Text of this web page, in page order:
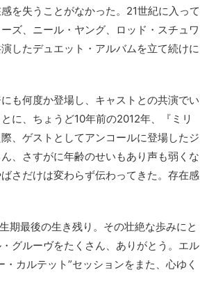
を失うことがなかった。21世紀に入って
ズ、ニール・ヤング、ロッド・スチュワ
したデュエット・アルバムを立て続けに
も何度か登場し、キャストとの共演でい
に、ちょうど10年前の2012年、『ミリ
、ゲストとしてアンコールに登場したジ
、さすがに年齢のせいもあり声も弱くな
さだけは変わらず伝わってきた。存在感
期最後の生き残り。その壮絶な歩みにと
グルーヴをたくさん、ありがとう。エル
カルテット”セッションをまた、心ゆく